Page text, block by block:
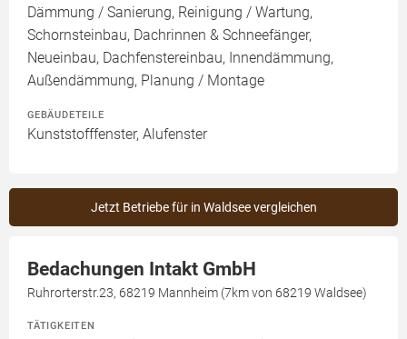
Dämmung / Sanierung, Reinigung / Wartung,
Schornsteinbau, Dachrinnen & Schneefänger,
Neueinbau, Dachfenstereinbau, Innendämmung,
Außendämmung, Planung / Montage
GEBÄUDETEILE
Kunststofffenster, Alufenster
Jetzt Betriebe für in Waldsee vergleichen
Bedachungen Intakt GmbH
Ruhrorterstr.23, 68219 Mannheim (7km von 68219 Waldsee)
TÄTIGKEITEN